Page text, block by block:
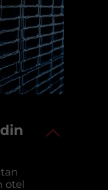
otel